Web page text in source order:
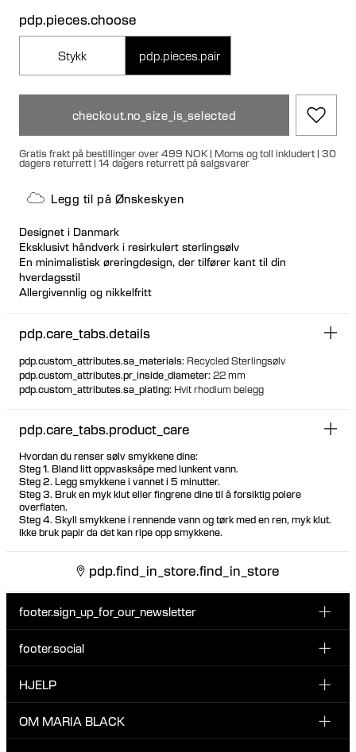
pdp.pieces.choose
Stykk pdp.pieces.pair
checkout.no_size_is_selected
Gratis frakt på bestillinger over 499 NOK | Moms og toll inkludert | 30
dagers returrett | 14 dagers returrett på salgsvarer
Legg til på Ønskeskyen
Designet i Danmark
Eksklusivt håndverk i resirkulert sterlingsølv
En minimalistisk øreringdesign, der tilfører kant til din
hverdagsstil
Allergivennlig og nikkelfritt
pdp.care_tabs.details
pdp.custom_attributes.sa_materials: Recycled Sterlingsølv
pdp.custom_attributes.pr_inside_diameter: 22 mm
pdp.custom_attributes.sa_plating: Hvit rhodium belegg
pdp.care_tabs.product_care
Hvordan du renser sølv smykkene dine:
Steg 1. Bland litt oppvasksåpe med lunkent vann.
Steg 2. Legg smykkene i vannet i 5 minutter.
Steg 3. Bruk en myk klut eller fingrene dine til å forsiktig polere
overflaten.
Steg 4. Skyll smykkene i rennende vann og tørk med en ren, myk klut.
Ikke bruk papir da det kan ripe opp smykkene.
pdp.find_in_store.find_in_store
footer.sign_up_for_our_newsletter
Registrer deg for vårt nyhetsbrev og bli den første som blir
nyheter fra Maria Black.
footer.social
INSTAGRAM
TIKTOK
HJELP
KUNDESERVICE & KONTAKT
OM MARIA BLACK